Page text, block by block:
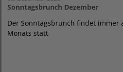
Sonntagsbrunch Dezember
Der Sonntagsbrunch findet immer
Monats statt